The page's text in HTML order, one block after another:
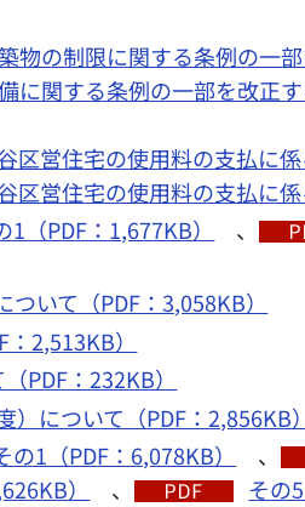
の制限に関する条例の一部
関する条例の一部を改正す
営住宅の使用料の支払に係
営住宅の使用料の支払に係
1（PDF：1,677KB） 、
いて（PDF：3,058KB）
2,513KB）
PDF：232KB）
について（PDF：2,856KB）
の1（PDF：6,078KB） 、
） 、 その